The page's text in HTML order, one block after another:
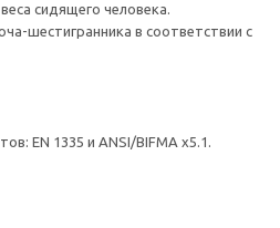
сидящего человека.
шестигранника в соответствии с
EN 1335 и ANSI/BIFMA x5.1.